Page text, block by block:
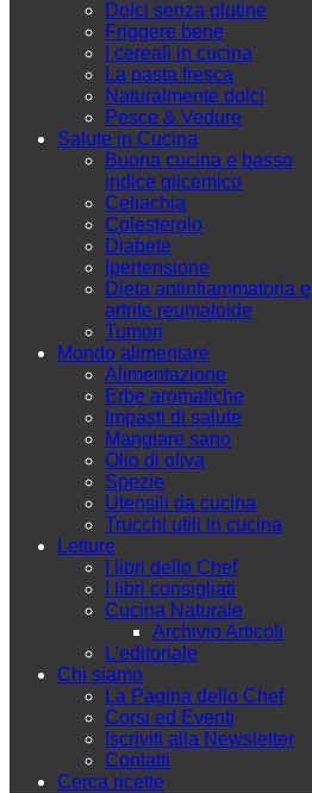
Dolci senza glutine
Friggere bene
I cereali in cucina
La pasta fresca
Naturalmente dolci
Pesce & Vedure
Salute in Cucina
Buona cucina e basso
indice glicemico
Celiachia
Colesterolo
Diabete
Ipertensione
Dieta antinfiammatoria e
artrite reumatoide
Tumori
Mondo alimentare
Alimentazione
Erbe aromatiche
Impasti di salute
Mangiare sano
Olio di oliva
Spezie
Utensili da cucina
Trucchi utili in cucina
Letture
I libri dello Chef
I libri consigliati
Cucina Naturale
Archivio Articoli
L'editoriale
Chi siamo
La Pagina dello Chef
Corsi ed Eventi
Iscriviti alla Newsletter
Contatti
Cerca ricette